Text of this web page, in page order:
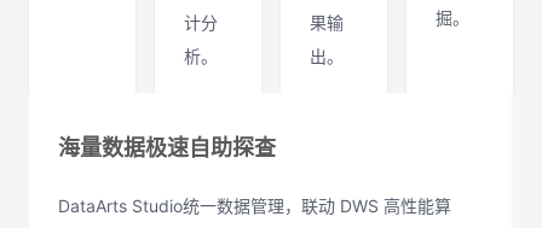
计分
析。
果输
出。
掘。
海量数据极速自助探查
DataArts Studio统一数据管理，联动 DWS 高性能算